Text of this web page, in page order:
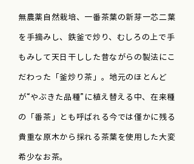
無農薬自然栽培、一番茶葉の新芽一芯二葉
を手摘みし、鉄釜で炒り、むしろの上で手
もみして天日干しした昔ながらの製法にこ
だわった「釜炒り茶」。地元のほとんど
が“やぶきた品種”に植え替える中、在来種
の「番茶」とも呼ばれる今では僅かに残る
貴重な原木から採れる茶葉を使用した大変
希少なお茶。